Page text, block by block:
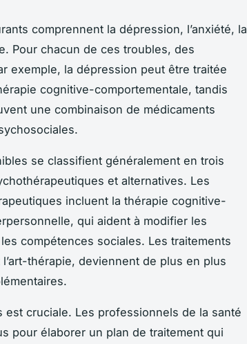
comprennent la dépression, l’anxiété, la
Pour chacun de ces troubles, des
exemple, la dépression peut être traitée
cognitive-comportementale, tandis
une combinaison de médicaments
se classifient généralement en trois
et alternatives. Les
incluent la thérapie cognitive-
qui aident à modifier les
compétences sociales. Les traitements
thérapie, deviennent de plus en plus
est cruciale. Les professionnels de la santé
pour élaborer un plan de traitement qui